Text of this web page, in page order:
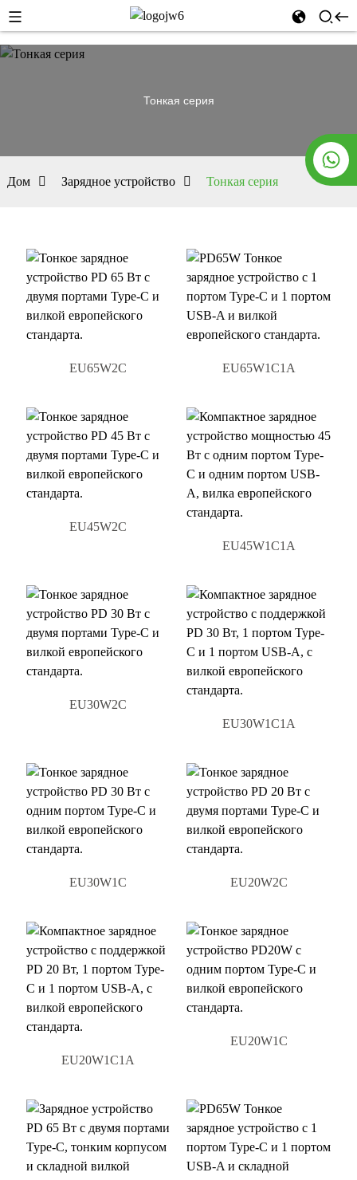
Тонкая серия
Дом Зарядное устройство Тонкая серия
EU65W2C EU65W1C1A
EU45W2C
EU45W1C1A
EU30W2C
EU30W1C1A
EU30W1C EU20W2C
EU20W1C1A
EU20W1C